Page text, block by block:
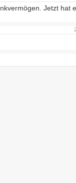
Jetzt hat